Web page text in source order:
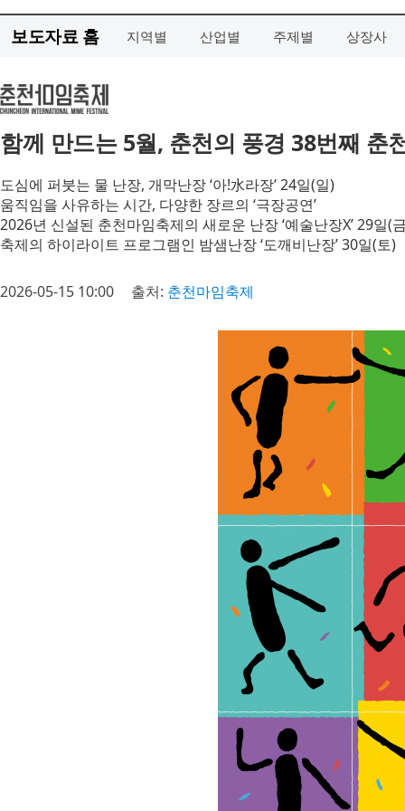
보도자료 홈 지역별 산업별 주제별 상장사
함께 만드는 5월, 춘천의 풍경 38번째 춘
도심에 퍼붓는 물 난장, 개막난장 ‘아!水라장’ 24일(일)
움직임을 사유하는 시간, 다양한 장르의 ‘극장공연’
2026년 신설된 춘천마임축제의 새로운 난장 ‘예술난장X’ 29일(
축제의 하이라이트 프로그램인 밤샘난장 ‘도깨비난장’ 30일(토)
2026-05-15 10:00 출처: 춘천마임축제